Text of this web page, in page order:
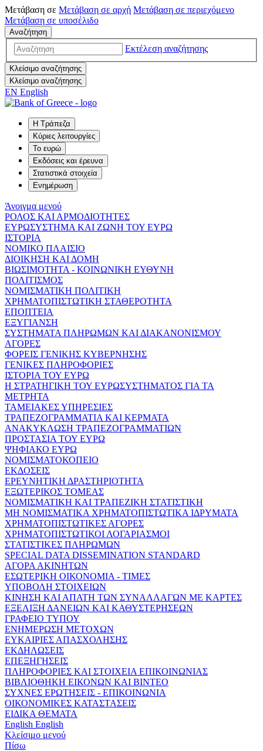
Μετάβαση σε Μετάβαση σε αρχή Μετάβαση σε περιεχόμενο
Μετάβαση σε υποσέλιδο
Αναζήτηση
Εκτέλεση αναζήτησης
Κλείσιμο αναζήτησης
Κλείσιμο αναζήτησης
EN English
Η Τράπεζα
Κύριες λειτουργίες
Το ευρώ
Εκδόσεις και έρευνα
Στατιστικά στοιχεία
Ενημέρωση
Άνοιγμα μενού
ΡΟΛΟΣ ΚΑΙ ΑΡΜΟΔΙΟΤΗΤΕΣ
ΕΥΡΩΣΥΣΤΗΜΑ ΚΑΙ ΖΩΝΗ ΤΟΥ ΕΥΡΩ
ΙΣΤΟΡΙΑ
ΝΟΜΙΚΟ ΠΛΑΙΣΙΟ
ΔΙΟΙΚΗΣΗ ΚΑΙ ΔΟΜΗ
ΒΙΩΣΙΜΟΤΗΤΑ - ΚΟΙΝΩΝΙΚΗ ΕΥΘΥΝΗ
ΠΟΛΙΤΙΣΜΟΣ
ΝΟΜΙΣΜΑΤΙΚΗ ΠΟΛΙΤΙΚΗ
ΧΡΗΜΑΤΟΠΙΣΤΩΤΙΚΗ ΣΤΑΘΕΡΟΤΗΤΑ
ΕΠΟΠΤΕΙΑ
ΕΞΥΓΙΑΝΣΗ
ΣΥΣΤΗΜΑΤΑ ΠΛΗΡΩΜΩΝ ΚΑΙ ΔΙΑΚΑΝΟΝΙΣΜΟΥ
ΑΓΟΡΕΣ
ΦΟΡΕΙΣ ΓΕΝΙΚΗΣ ΚΥΒΕΡΝΗΣΗΣ
ΓΕΝΙΚΕΣ ΠΛΗΡΟΦΟΡΙΕΣ
ΙΣΤΟΡΙΑ ΤΟΥ ΕΥΡΩ
Η ΣΤΡΑΤΗΓΙΚΗ ΤΟΥ ΕΥΡΩΣΥΣΤΗΜΑΤΟΣ ΓΙΑ ΤΑ
ΜΕΤΡΗΤΑ
ΤΑΜΕΙΑΚΕΣ ΥΠΗΡΕΣΙΕΣ
ΤΡΑΠΕΖΟΓΡΑΜΜΑΤΙΑ ΚΑΙ ΚΕΡΜΑΤΑ
ΑΝΑΚΥΚΛΩΣΗ ΤΡΑΠΕΖΟΓΡΑΜΜΑΤΙΩΝ
ΠΡΟΣΤΑΣΙΑ ΤΟΥ ΕΥΡΩ
ΨΗΦΙΑΚΟ ΕΥΡΩ
ΝΟΜΙΣΜΑΤΟΚΟΠΕΙΟ
ΕΚΔΟΣΕΙΣ
ΕΡΕΥΝΗΤΙΚΗ ΔΡΑΣΤΗΡΙΟΤΗΤΑ
ΕΞΩΤΕΡΙΚΟΣ ΤΟΜΕΑΣ
ΝΟΜΙΣΜΑΤΙΚΗ ΚΑΙ ΤΡΑΠΕΖΙΚΗ ΣΤΑΤΙΣΤΙΚΗ
ΜΗ ΝΟΜΙΣΜΑΤΙΚΑ ΧΡΗΜΑΤΟΠΙΣΤΩΤΙΚΑ ΙΔΡΥΜΑΤΑ
ΧΡΗΜΑΤΟΠΙΣΤΩΤΙΚΕΣ ΑΓΟΡΕΣ
ΧΡΗΜΑΤΟΠΙΣΤΩΤΙΚΟΙ ΛΟΓΑΡΙΑΣΜΟΙ
ΣΤΑΤΙΣΤΙΚΕΣ ΠΛΗΡΩΜΩΝ
SPECIAL DATA DISSEMINATION STANDARD
ΑΓΟΡΑ ΑΚΙΝΗΤΩΝ
ΕΣΩΤΕΡΙΚΗ ΟΙΚΟΝΟΜΙΑ - ΤΙΜΕΣ
ΥΠΟΒΟΛΗ ΣΤΟΙΧΕΙΩΝ
ΚΙΝΗΣΗ ΚΑΙ ΑΠΑΤΗ ΤΩΝ ΣΥΝΑΛΛΑΓΩΝ ΜΕ ΚΑΡΤΕΣ
ΕΞΕΛΙΞΗ ΔΑΝΕΙΩΝ ΚΑΙ ΚΑΘΥΣΤΕΡΗΣΕΩΝ
ΓΡΑΦΕΙΟ ΤΥΠΟΥ
ΕΝΗΜΕΡΩΣΗ ΜΕΤΟΧΩΝ
ΕΥΚΑΙΡΙΕΣ ΑΠΑΣΧΟΛΗΣΗΣ
ΕΚΔΗΛΩΣΕΙΣ
ΕΠΕΞΗΓΗΣΕΙΣ
ΠΛΗΡΟΦΟΡΙΕΣ ΚΑΙ ΣΤΟΙΧΕΙΑ ΕΠΙΚΟΙΝΩΝΙΑΣ
ΒΙΒΛΙΟΘΗΚΗ ΕΙΚΟΝΩΝ ΚΑΙ ΒΙΝΤΕΟ
ΣΥΧΝΕΣ ΕΡΩΤΗΣΕΙΣ - ΕΠΙΚΟΙΝΩΝΙΑ
ΟΙΚΟΝΟΜΙΚΕΣ ΚΑΤΑΣΤΑΣΕΙΣ
ΕΙΔΙΚΑ ΘΕΜΑΤΑ
English English
Κλείσιμο μενού
Πίσω